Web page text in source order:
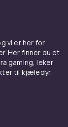
vi er her for
Her finner du et
gaming, leker
til kjæledyr.